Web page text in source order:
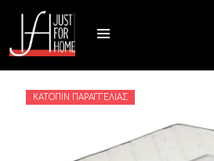
ΚΑΤΌΠΙΝ ΠΑΡΑΓΓΕΛΊΑΣ